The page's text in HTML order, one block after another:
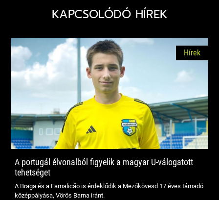
KAPCSOLÓDÓ HÍREK
Hírek
A portugál élvonalból figyelik a magyar U-válogatott
tehetséget
A Braga és a Famalicão is érdeklődik a Mezőkövesd 17 éves támadó
középpályása, Vörös Barna iránt.